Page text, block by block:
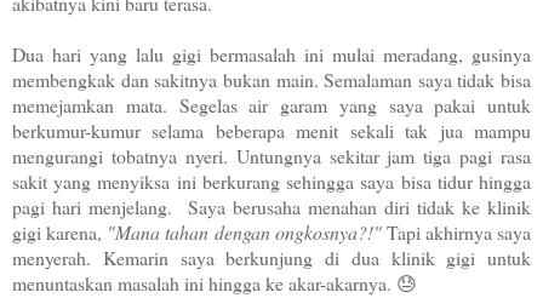
Dua hari yang lalu gigi bermasalah ini mulai meradang, gusinya
membengkak dan sakitnya bukan main. Semalaman saya tidak bisa
memejamkan mata. Segelas air garam yang saya pakai untuk
berkumur-kumur selama beberapa menit sekali tak jua mampu
mengurangi tobatnya nyeri. Untungnya sekitar jam tiga pagi rasa
sakit yang menyiksa ini berkurang sehingga saya bisa tidur hingga
pagi hari menjelang. Saya berusaha menahan diri tidak ke klinik
gigi karena, "Mana tahan dengan ongkosnya?!"Tapi akhirnya saya
menyerah. Kemarin saya berkunjung di dua klinik gigi untuk
menuntaskan masalah ini hingga ke akar-akarnya. 😓